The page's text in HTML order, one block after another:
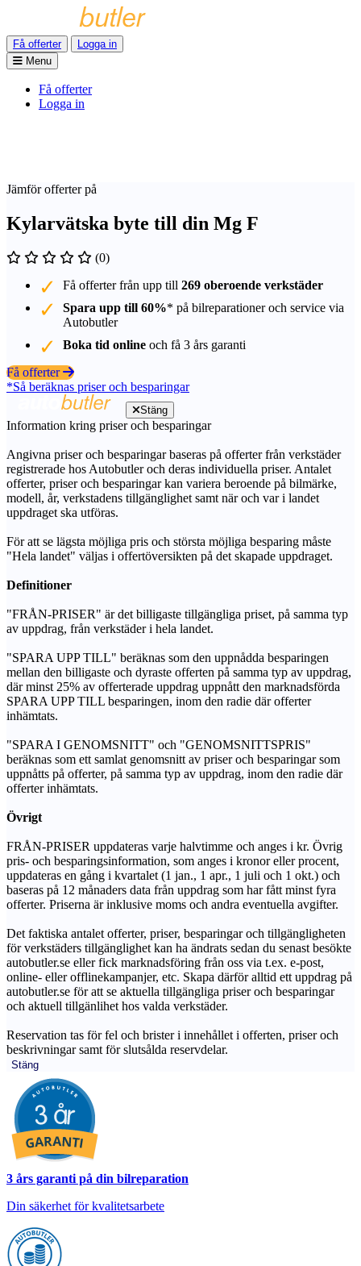
Få offerter
Logga in
Menu
Få offerter
Logga in
Jämför offerter på
Kylarvätska byte till din Mg F
(0)
Få offerter från upp till 269 oberoende verkstäder
Spara upp till 60%* på bilreparationer och service via
Autobutler
Boka tid online och få 3 års garanti
Få offerter
*Så beräknas priser och besparingar
Stäng
Information kring priser och besparingar
Angivna priser och besparingar baseras på offerter från verkstäder
registrerade hos Autobutler och deras individuella priser. Antalet
offerter, priser och besparingar kan variera beroende på bilmärke,
modell, år, verkstadens tillgänglighet samt när och var i landet
uppdraget ska utföras.
För att se lägsta möjliga pris och största möjliga besparing måste
"Hela landet" väljas i offertöversikten på det skapade uppdraget.
Definitioner
"FRÅN-PRISER" är det billigaste tillgängliga priset, på samma typ
av uppdrag, från verkstäder i hela landet.
"SPARA UPP TILL" beräknas som den uppnådda besparingen
mellan den billigaste och dyraste offerten på samma typ av uppdrag,
där minst 25% av offerterade uppdrag uppnått den marknadsförda
SPARA UPP TILL besparingen, inom den radie där offerter
inhämtats.
"SPARA I GENOMSNITT" och "GENOMSNITTSPRIS"
beräknas som ett samlat genomsnitt av priser och besparingar som
uppnåtts på offerter, på samma typ av uppdrag, inom den radie där
offerter inhämtats.
Övrigt
FRÅN-PRISER uppdateras varje halvtimme och anges i kr. Övrig
pris- och besparingsinformation, som anges i kronor eller procent,
uppdateras en gång i kvartalet (1 jan., 1 apr., 1 juli och 1 okt.) och
baseras på 12 månaders data från uppdrag som har fått minst fyra
offerter. Priserna är inklusive moms och andra eventuella avgifter.
Det faktiska antalet offerter, priser, besparingar och tillgängligheten
för verkstäders tillgänglighet kan ha ändrats sedan du senast besökte
autobutler.se eller fick marknadsföring från oss via t.ex. e-post,
online- eller offlinekampanjer, etc. Skapa därför alltid ett uppdrag på
autobutler.se för att se aktuella tillgängliga priser och besparingar
och aktuell tillgänlihet hos valda verkstäder.
Reservation tas för fel och brister i innehållet i offerten, priser och
beskrivningar samt för slutsålda reservdelar.
Stäng
3 års garanti på din bilreparation
Din säkerhet för kvalitetsarbete